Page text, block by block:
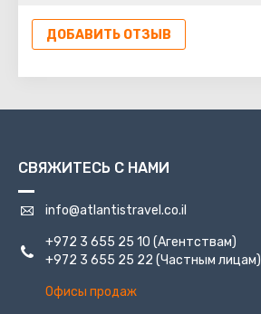
ДОБАВИТЬ ОТЗЫВ
СВЯЖИТЕСЬ С НАМИ
info@atlantistravel.co.il
+972 3 655 25 10 (Агентствам)
+972 3 655 25 22 (Частным лицам)
Офисы продаж